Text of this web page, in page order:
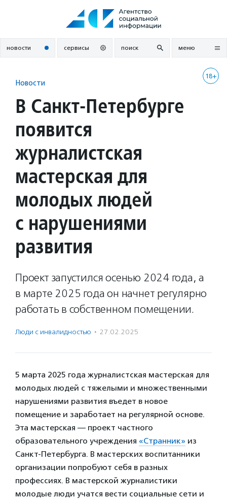
новости сервисы поиск меню
18+
Новости
В Санкт-Петербурге
появится
журналистская
мастерская для
молодых людей
с нарушениями
развития
Проект запустился осенью 2024 года, а
в марте 2025 года он начнет регулярно
работать в собственном помещении.
Люди с инвалидностью · 27.02.2025
5 марта 2025 года журналистская мастерская для
молодых людей с тяжелыми и множественными
нарушениями развития въедет в новое
помещение и заработает на регулярной основе.
Эта мастерская — проект частного
образовательного учреждения «Странник» из
Санкт-Петербурга. В мастерских воспитанники
организации попробуют себя в разных
профессиях. В мастерской журналистики
молодые люди учатся вести социальные сети и